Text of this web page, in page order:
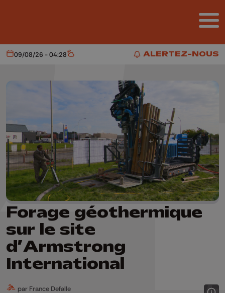
ALERTEZ-NOUS
ALERTEZ-NOUS
Aujourd'hui
09/08/26 - 04:28 Météo
Forage géothermique
sur le site
d’Armstrong
International
par France Defalle